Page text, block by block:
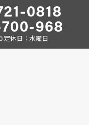
定休日：水曜日